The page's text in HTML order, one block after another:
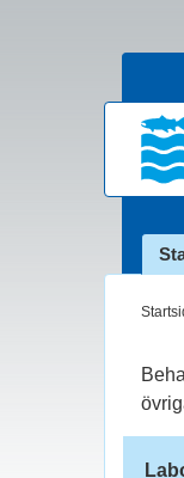
D
ä
r
h
ä